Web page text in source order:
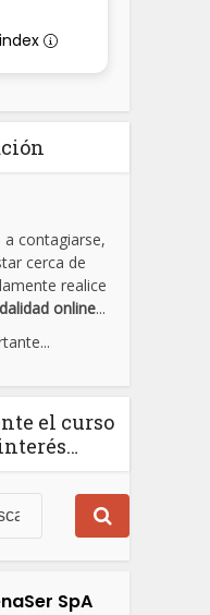
contagiarse,
cerca de
realice
online...
el curso
SpA